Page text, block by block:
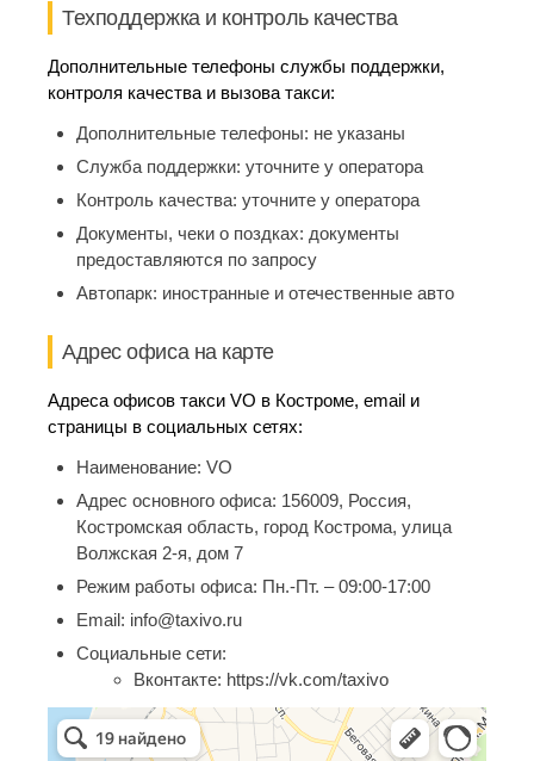
Техподдержка и контроль качества
Дополнительные телефоны службы поддержки,
контроля качества и вызова такси:
Дополнительные телефоны: не указаны
Служба поддержки: уточните у оператора
Контроль качества: уточните у оператора
Документы, чеки о поздках: документы
предоставляются по запросу
Автопарк: иностранные и отечественные авто
Адрес офиса на карте
Адреса офисов такси VO в Костроме, email и
страницы в социальных сетях:
Наименование: VO
Адрес основного офиса: 156009, Россия,
Костромская область, город Кострома, улица
Волжская 2-я, дом 7
Режим работы офиса: Пн.-Пт. – 09:00-17:00
Email: info@taxivo.ru
Социальные сети:
Вконтакте: https://vk.com/taxivo